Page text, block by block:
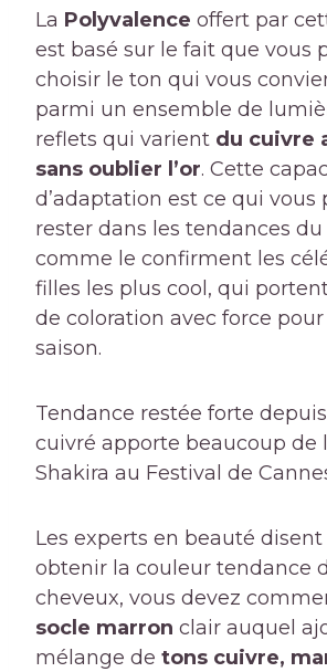
La Polyvalence offert par
est basé sur le fait que vous
choisir le ton qui vous
parmi un ensemble de
reflets qui varient du cuivre
sans oublier l’or. Cette
d’adaptation est ce qui vous
rester dans les tendances
comme le confirment les
filles les plus cool, qui
de coloration avec force
saison.
Tendance restée forte
cuivré apporte beaucoup de
Shakira au Festival de
Les experts en beauté
obtenir la couleur tendance
cheveux, vous devez
socle marron clair auquel
mélange de tons cuivre,